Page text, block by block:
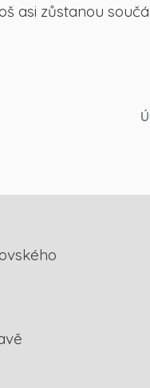
asi zůstanou